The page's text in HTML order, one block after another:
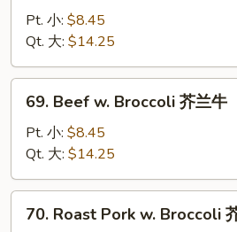
Broccoli
芥
兰
Pt. 小: $8.45
Qt. 大: $14.25
Beef
Broccoli
芥
兰
69. Beef w. Broccoli 芥兰牛
Pt. 小: $8.45
Qt. 大: $14.25
Roast
70. Roast Pork w. Broccoli